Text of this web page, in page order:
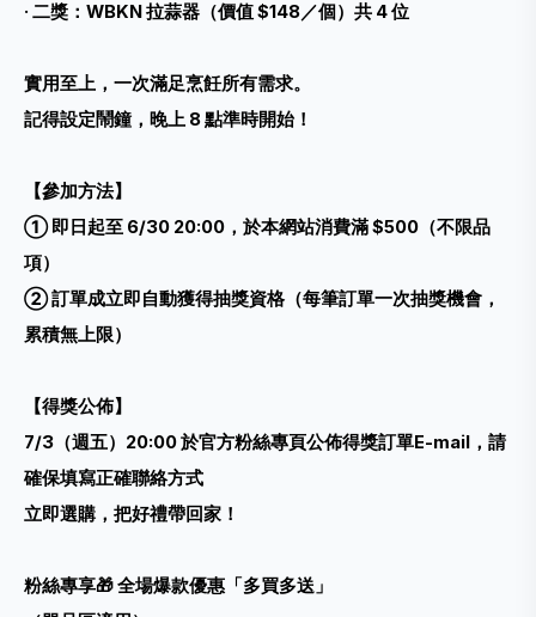
· 二獎：WBKN 拉蒜器（價值 $148／個）共 4 位
實用至上，一次滿足烹飪所有需求。
記得設定鬧鐘，晚上 8 點準時開始！
【參加方法】
① 即日起至 6/30 20:00，於本網站消費滿 $500（不限品
項）
② 訂單成立即自動獲得抽獎資格（每筆訂單一次抽獎機會，
累積無上限）
【得獎公佈】
7/3（週五）20:00 於官方粉絲專頁公佈得獎訂單E-mail，請
確保填寫正確聯絡方式
立即選購，把好禮帶回家！
粉絲專享🎁 全場爆款優惠「多買多送」